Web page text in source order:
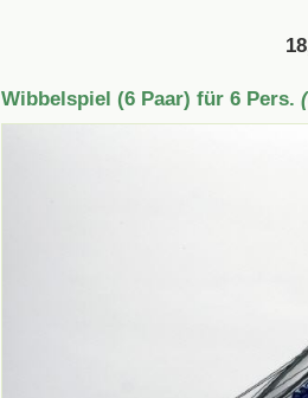
Wibbelspiel (6 Paar) für 6 Pers.